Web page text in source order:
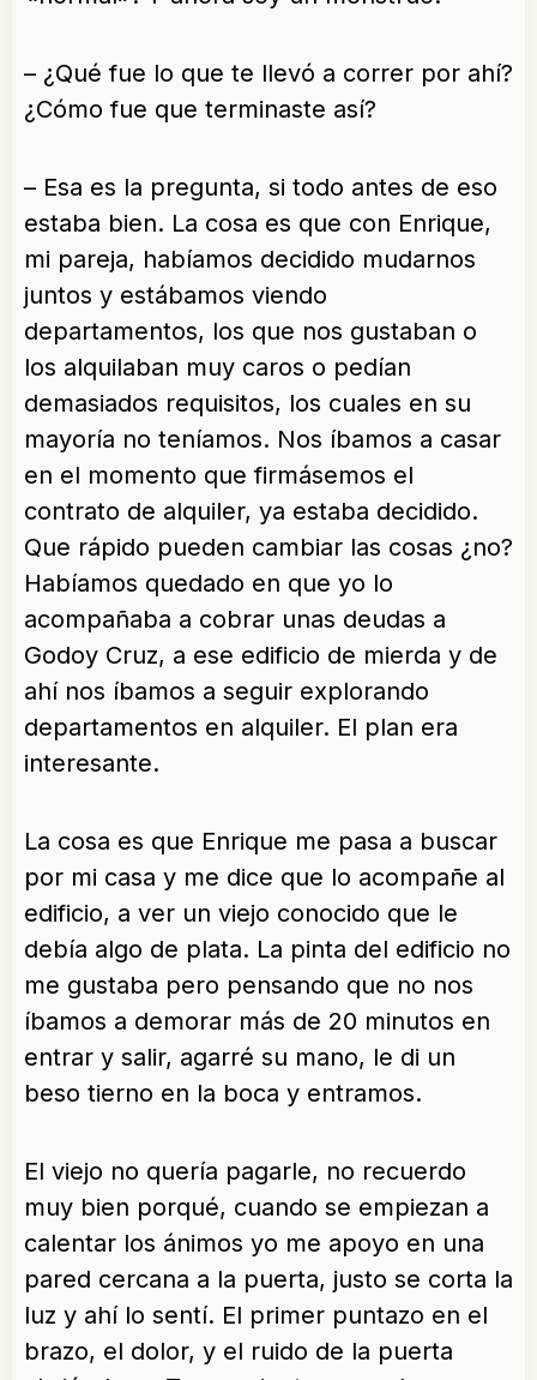
– ¿Qué fue lo que te llevó a correr por ahí?
¿Cómo fue que terminaste así?
– Esa es la pregunta, si todo antes de eso
estaba bien. La cosa es que con Enrique,
mi pareja, habíamos decidido mudarnos
juntos y estábamos viendo
departamentos, los que nos gustaban o
los alquilaban muy caros o pedían
demasiados requisitos, los cuales en su
mayoría no teníamos. Nos íbamos a casar
en el momento que firmásemos el
contrato de alquiler, ya estaba decidido.
Que rápido pueden cambiar las cosas ¿no?
Habíamos quedado en que yo lo
acompañaba a cobrar unas deudas a
Godoy Cruz, a ese edificio de mierda y de
ahí nos íbamos a seguir explorando
departamentos en alquiler. El plan era
interesante.
La cosa es que Enrique me pasa a buscar
por mi casa y me dice que lo acompañe al
edificio, a ver un viejo conocido que le
debía algo de plata. La pinta del edificio no
me gustaba pero pensando que no nos
íbamos a demorar más de 20 minutos en
entrar y salir, agarré su mano, le di un
beso tierno en la boca y entramos.
El viejo no quería pagarle, no recuerdo
muy bien porqué, cuando se empiezan a
calentar los ánimos yo me apoyo en una
pared cercana a la puerta, justo se corta la
luz y ahí lo sentí. El primer puntazo en el
brazo, el dolor, y el ruido de la puerta